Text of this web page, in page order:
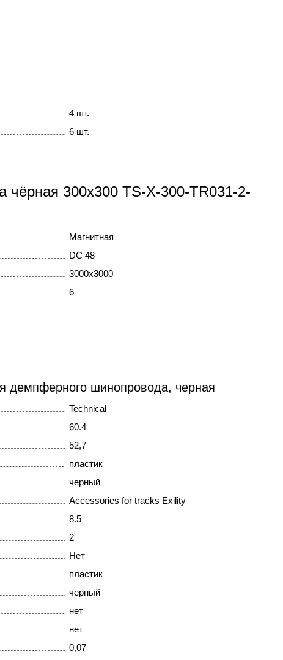
4 шт.
6 шт.
чёрная 300x300 TS-X-300-TR031-2-
Магнитная
DC 48
3000x3000
6
демпферного шинопровода, черная
Technical
60.4
52,7
пластик
черный
Accessories for tracks Exility
8.5
2
Нет
пластик
черный
нет
нет
0,07